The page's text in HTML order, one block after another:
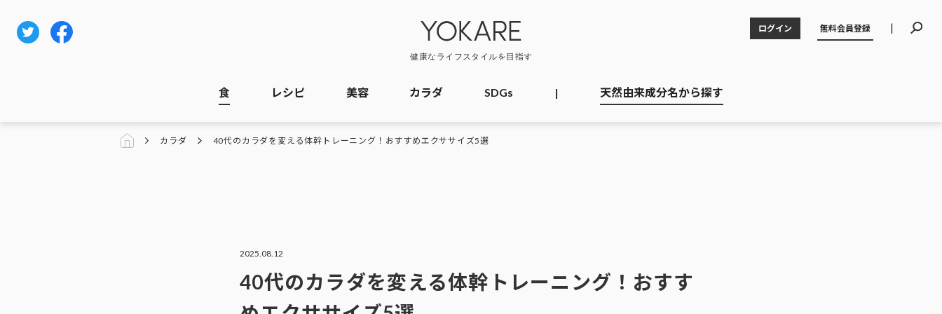
ログイン 無料会員登録 |
食 レシピ 美容 カラダ SDGs | 天然由来成分名から探す
カラダ 40代のカラダを変える体幹トレーニング！おすすめエクササイズ5選
2025.08.12
40代のカラダを変える体幹トレーニング！おすす